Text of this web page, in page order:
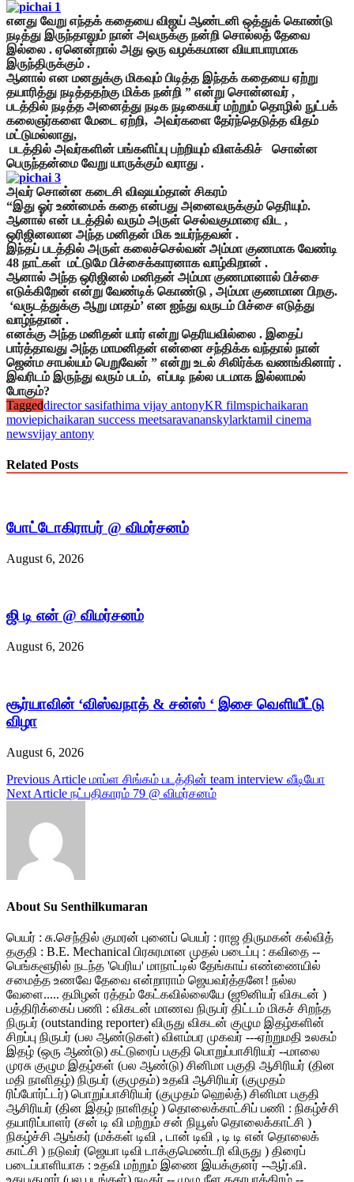
எனது வேறு எந்தக் கதையை விஜய் ஆண்டனி ஒத்துக் கொண்டு
நடித்து இருந்தாலும் நான் அவருக்கு நன்றி சொல்லத் தேவை
இல்லை . ஏனென்றால் அது ஒரு வழக்கமான வியாபாரமாக
இருந்திருக்கும் .
ஆனால் என மனதுக்கு மிகவும் பிடித்த இந்தக் கதையை ஏற்று
தயாரித்து நடித்ததற்கு மிக்க நன்றி ” என்று சொன்னவர் ,
படத்தில் நடித்த அனைத்து நடிக நடிகையர் மற்றும் தொழில் நுட்பக்
கலைஞர்களை மேடை ஏற்றி, அவர்களை தேர்ந்தெடுத்த விதம்
மட்டுமல்லாது,
படத்தில் அவர்களின் பங்களிப்பு பற்றியும் விளக்கிச் சொன்ன
பெருந்தன்மை வேறு யாருக்கும் வராது .
அவர் சொன்ன கடைசி விஷயம்தான் சிகரம்
“இது ஓர் உண்மைக் கதை என்பது அனைவருக்கும் தெரியும்.
ஆனால் என் படத்தில் வரும் அருள் செல்வகுமாரை விட ,
ஒரிஜினலான அந்த மனிதன் மிக உயர்ந்தவன் .
இந்தப் படத்தில் அருள் கலைச்செல்வன் அம்மா குணமாக வேண்டி
48 நாட்கள் மட்டுமே பிச்சைக்காரனாக வாழ்கிறான் .
ஆனால் அந்த ஒரிஜினல் மனிதன் அம்மா குணமானால் பிச்சை
எடுக்கிறேன் என்று வேண்டிக் கொண்டு , அம்மா குணமான பிறகு.
‘வருடத்துக்கு ஆறு மாதம்’ என ஐந்து வருடம் பிச்சை எடுத்து
வாழ்ந்தான் .
எனக்கு அந்த மனிதன் யார் என்று தெரியவில்லை . இதைப்
பார்த்தாவது அந்த மாமனிதன் என்னை சந்திக்க வந்தால் நான்
ஜென்ம சாபல்யம் பெறுவேன் ” என்று உடல் சிலிர்க்க வணங்கினார் .
இவரிடம் இருந்து வரும் படம், எப்படி நல்ல படமாக இல்லாமல்
போகும்?
Taggeddirector sasifathima vijay antonyKR filmspichaikaran
moviepichaikaran success meetsaravananskylarktamil cinema
newsvijay antony
Related Posts
போட்டோகிராபர் @ விமர்சனம்
August 6, 2026
ஜி டி என் @ விமர்சனம்
August 6, 2026
சூர்யாவின் ‘விஸ்வநாத் & சன்ஸ் ‘ இசை வெளியீட்டு
விழா
August 6, 2026
Post
navigation
Previous Article மாப்ள சிங்கம் படத்தின் team interview வீடியோ
Next Article நட்பதிகாரம் 79 @ விமர்சனம்
About Su Senthilkumaran
பெயர் : சு.செந்தில் குமரன் புனைப் பெயர் : ராஜ திருமகன் கல்வித்
தகுதி : B.E. Mechanical பிரசுரமான முதல் படைப்பு : கவிதை --
பெங்களூரில் நடந்த 'பெரிய' மாநாட்டில் தேங்காய் எண்ணையில்
சமைத்த உணவே தேவை என்றாராம் ஜெயவர்த்தனே! நல்ல
வேளை..... தமிழன் ரத்தம் கேட்கவில்லையே (ஜூனியர் விகடன் )
பத்திரிக்கைப் பணி : விகடன் மாணவ நிருபர் திட்டம் மிகச் சிறந்த
நிருபர் (outstanding reporter) விருது விகடன் குழும இதழ்களின்
சிறப்பு நிருபர் (பல ஆண்டுகள்) விளம்பர முகவர் ---ஏற்றுமதி உலகம்
இதழ் (ஒரு ஆண்டு) கட்டுரைப் பகுதி பொறுப்பாசிரியர் --மாலை
முரசு குழும இதழ்கள் (பல ஆண்டு) சினிமா பகுதி ஆசிரியர் (தின
மதி நாளிதழ்) நிருபர் (குமுதம்) உதவி ஆசிரியர் (குமுதம்
ரிப்போர்ட்டர்) பொறுப்பாசிரியர் (குமுதம் ஹெல்த்) சினிமா பகுதி
ஆசிரியர் (தின இதழ் நாளிதழ் ) தொலைக்காட்சிப் பணி : நிகழ்ச்சி
தயாரிப்பாளர் (சன் டி வி மற்றும் சன் நியூஸ் தொலைக்காட்சி )
நிகழ்ச்சி ஆங்கர் (மக்கள் டிவி , டான் டிவி , டி டி என் தொலைக்
காட்சி ) நடுவர் (ஜெயா டிவி டாக்குமெண்டரி விருது ) திரைப்
படைப்பாளியாக : உதவி மற்றும் இணை இயக்குனர் --ஆர்.வி.
உதயகுமார் (பல படங்கள்) நடிகர் -- முழு நீள கதாபாத்திரம் --